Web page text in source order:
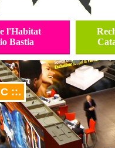
l'Habitat
Bastia
::.